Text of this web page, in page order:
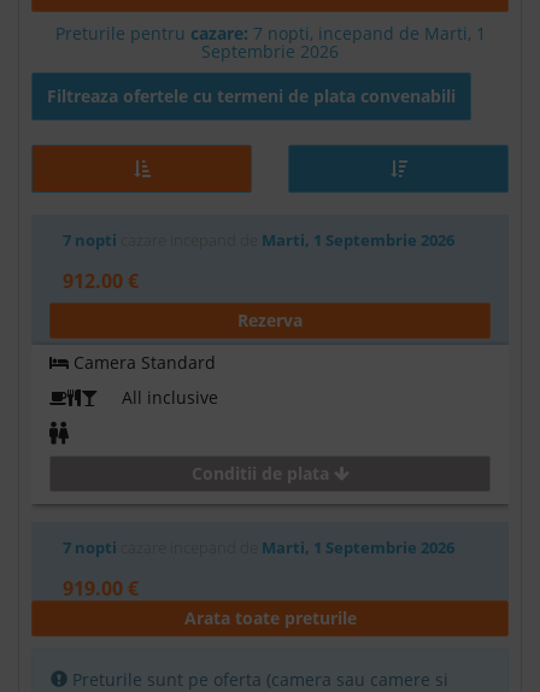
Preturile pentru cazare: 7 nopti, incepand de Marti, 1
Septembrie 2026
Filtreaza ofertele cu termeni de plata convenabili
7 nopti Marti, 1 Septembrie 2026
912.00 €
Rezerva
Camera Standard
All inclusive
Conditii de plata
7 nopti Marti, 1 Septembrie 2026
919.00 €
Rezerva
Camera Economy
Arata toate preturile
Preturile sunt pe oferta (camera sau camere si